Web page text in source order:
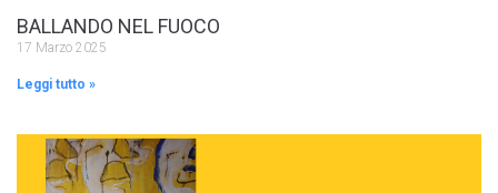
BALLANDO NEL FUOCO
17 Marzo 2025
Leggi tutto »